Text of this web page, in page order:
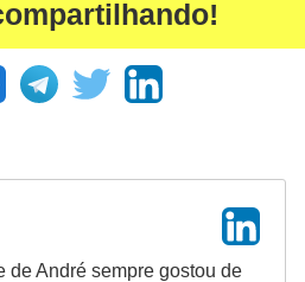
de André sempre gostou de